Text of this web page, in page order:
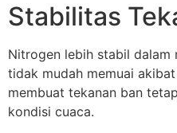
Stabilitas
Nitrogen lebih stabil dalam
tidak mudah memuai
membuat tekanan ban
kondisi cuaca.